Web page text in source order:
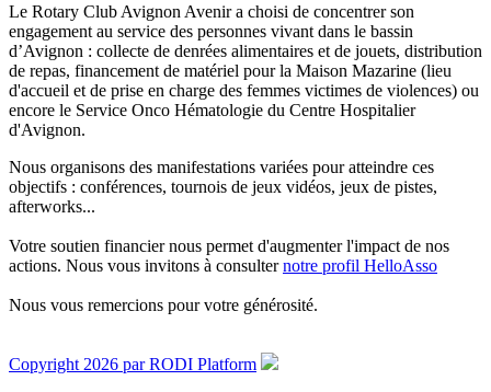
Le Rotary Club Avignon Avenir a choisi de concentrer son
engagement au service des personnes vivant dans le bassin
d’Avignon : collecte de denrées alimentaires et de jouets, distribution
de repas, financement de matériel pour la Maison Mazarine (lieu
d'accueil et de prise en charge des femmes victimes de violences) ou
encore le Service Onco Hématologie du Centre Hospitalier
d'Avignon.
Nous organisons des manifestations variées pour atteindre ces
objectifs : conférences, tournois de jeux vidéos, jeux de pistes,
afterworks...
Votre soutien financier nous permet d'augmenter l'impact de nos
actions. Nous vous invitons à consulternotre profil HelloAsso
Nous vous remercions pour votre générosité.
Copyright 2026 par RODI Platform